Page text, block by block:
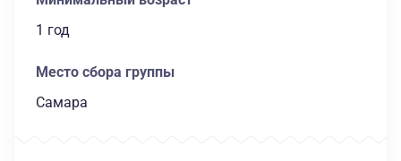
1 год
Место сбора группы
Самара